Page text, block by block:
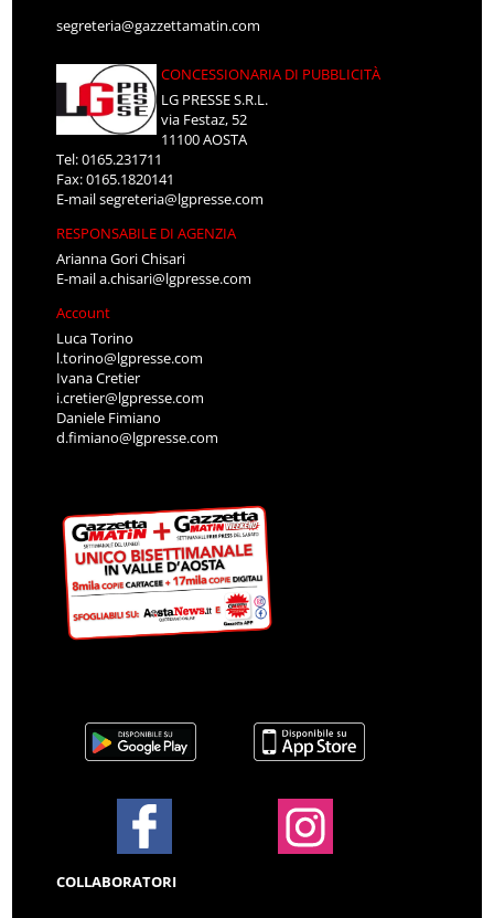
segreteria@gazzettamatin.com
CONCESSIONARIA DI PUBBLICITÀ
LG PRESSE S.R.L.
via Festaz, 52
11100 AOSTA
Tel: 0165.231711
Fax: 0165.1820141
E-mailsegreteria@lgpresse.com
RESPONSABILE DI AGENZIA
Arianna Gori Chisari
E-maila.chisari@lgpresse.com
Account
Luca Torino
l.torino@lgpresse.com
Ivana Cretier
i.cretier@lgpresse.com
Daniele Fimiano
d.fimiano@lgpresse.com
COLLABORATORI